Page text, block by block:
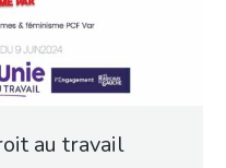
au travail